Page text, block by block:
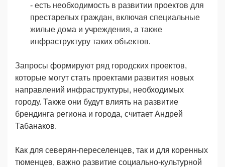
- есть необходимость в развитии проектов для
престарелых граждан, включая специальные
жилые дома и учреждения, а также
инфраструктуру таких объектов.
Запросы формируют ряд городских проектов,
которые могут стать проектами развития новых
направлений инфраструктуры, необходимых
городу. Также они будут влиять на развитие
брендинга региона и города, считает Андрей
Табанаков.
Как для северян-переселенцев, так и для коренных
тюменцев, важно развитие социально-культурной